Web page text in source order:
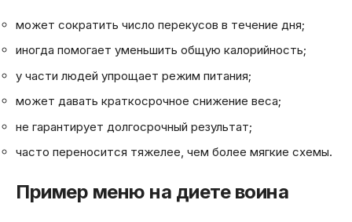
может сократить число перекусов в течение дня;
иногда помогает уменьшить общую калорийность;
у части людей упрощает режим питания;
может давать краткосрочное снижение веса;
не гарантирует долгосрочный результат;
часто переносится тяжелее, чем более мягкие схемы.
Пример меню на диете воина